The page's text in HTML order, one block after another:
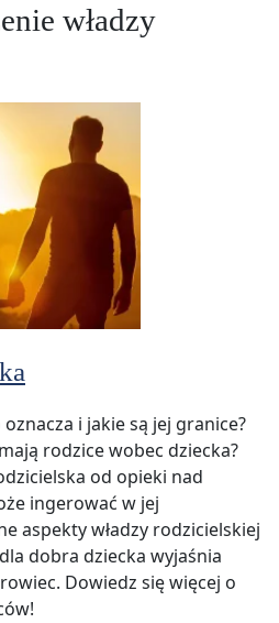
władzy
i jakie są jej granice?
rodzice wobec dziecka?
od opieki nad
ingerować w jej
aspekty władzy rodzicielskiej
dobra dziecka wyjaśnia
Dowiedz się więcej o